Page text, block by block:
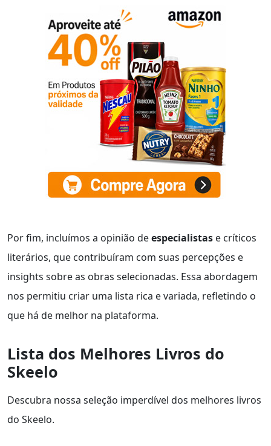
Por fim, incluímos a opinião deespecialistas e críticos
literários, que contribuíram com suas percepções e
insights sobre as obras selecionadas. Essa abordagem
nos permitiu criar uma lista rica e variada, refletindo o
que há de melhor na plataforma.
Lista dos Melhores Livros do
Skeelo
Descubra nossa seleção imperdível dos melhores livros
do Skeelo.